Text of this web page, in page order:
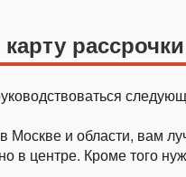
рассрочки
Москве и области, вам
в центре. Кроме того